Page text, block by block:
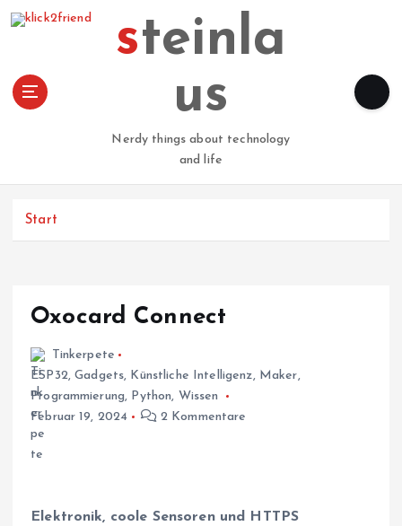
steinla
us
Nerdy things about technology
and life
Start
Oxocard Connect
Tinkerpete
ESP32,Gadgets, Künstliche Intelligenz, Maker,
Programmierung, Python, Wissen
Februar 19, 2024
2 Kommentare
Elektronik, coole Sensoren und HTTPS